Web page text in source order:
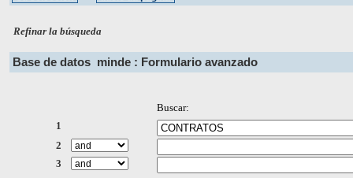
Refinar la búsqueda
Base de datos minde : Formulario avanzado
Buscar:
1
2
3